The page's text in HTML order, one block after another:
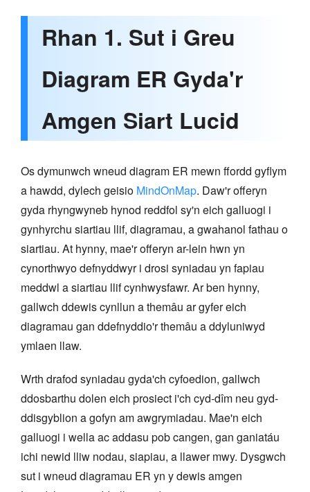
Rhan 1. Sut i Greu
Diagram ER Gyda'r
Amgen Siart Lucid
Os dymunwch wneud diagram ER mewn ffordd gyflym
a hawdd, dylech geisio MindOnMap. Daw'r offeryn
gyda rhyngwyneb hynod reddfol sy'n eich galluogi i
gynhyrchu siartiau llif, diagramau, a gwahanol fathau o
siartiau. At hynny, mae'r offeryn ar-lein hwn yn
cynorthwyo defnyddwyr i drosi syniadau yn fapiau
meddwl a siartiau llif cynhwysfawr. Ar ben hynny,
gallwch ddewis cynllun a themâu ar gyfer eich
diagramau gan ddefnyddio'r themâu a ddyluniwyd
ymlaen llaw.
Wrth drafod syniadau gyda'ch cyfoedion, gallwch
ddosbarthu dolen eich prosiect i'ch cyd-dîm neu gyd-
ddisgyblion a gofyn am awgrymiadau. Mae'n eich
galluogi i wella ac addasu pob cangen, gan ganiatáu
ichi newid lliw nodau, siapiau, a llawer mwy. Dysgwch
sut i wneud diagramau ER yn y dewis amgen